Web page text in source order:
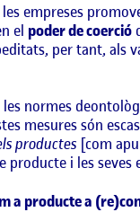
empreses
el poder de coerció
per tant,
normes
mesures són
productes [com
producte i les
a producte a